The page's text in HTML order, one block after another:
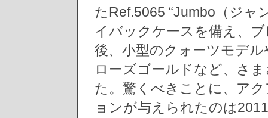
たRef.5065 “Jumbo（ジャ
イバックケースを備え、
後、小型のクォーツモデ
ローズゴールドなど、さ
た。驚くべきことに、ア
ョンが与えられたのは